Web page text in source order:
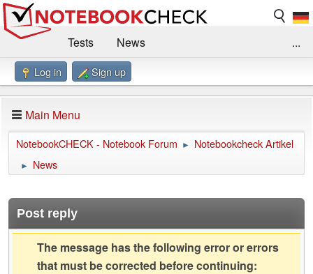
Tests
News
Benchmarks / Technik
Forum
Impressum
...
Log in Sign up
Main Menu
NotebookCHECK - Notebook Forum ► Notebookcheck Artikel
► News
Post reply
The message has the following error or errors
that must be corrected before continuing: